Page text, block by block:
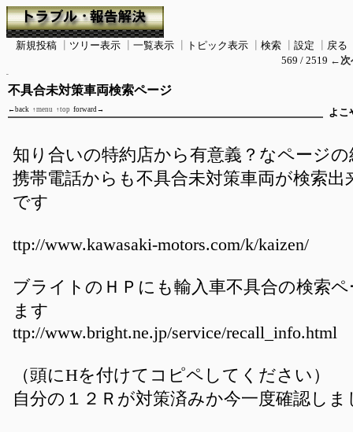
新規投稿 ツリー表示 一覧表示 トピック表示 検索 設定
戻る
569 / 2519 ←次
不具合未対策車両検索ページ
←back ↑menu ↑top forward→ よこ
知り合いの特約店から有意義？なページ
携帯電話からも不具合未対策車両が検索
です
ttp://www.kawasaki-motors.com/k/kaizen/
ブライトのＨＰにも輸入車不具合の検索
ます
ttp://www.bright.ne.jp/service/recall_info.html
（頭にHを付けてコピペしてください）
自分の１２Ｒが対策済みか今一度確認しま